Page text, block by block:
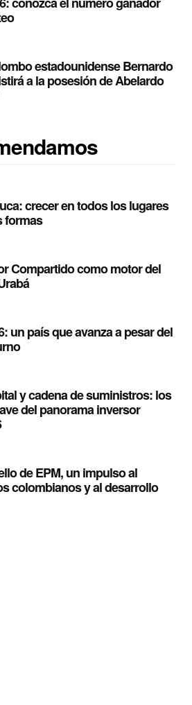
estadounidense Bernardo
a la posesión de Abelardo
crecer en todos los lugares
formas
Compartido como motor del
un país que avanza a pesar del
y cadena de suministros: los
del panorama inversor
de EPM, un impulso al
colombianos y al desarrollo